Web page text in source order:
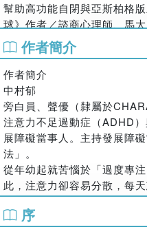
幫助高功能自閉與亞斯柏格
球》作者／諮商心理師、馬
致推薦
避免失誤！巧妙運用我們的
就算不會「看空氣」也沒關
地方也OK，雖然與常人略有
果顯著。
具有ADHD或ASD等發展障
●「總是遲到」
●「無法遵守交稿期限」
●「溝通困難」
●「無法控制情緒」
●「思考無法有條不紊」
作者簡介
作者簡介
中村郁
旁白員、聲優（隸屬於
注意力不足過動症（ADHD
展障礙當事人。主持發展障
法」。
從年幼起就苦惱於「過度專
此，注意力卻容易分散，每
怕與人溝通，總是眉頭深鎖
學生時期，因為ADHD與
序